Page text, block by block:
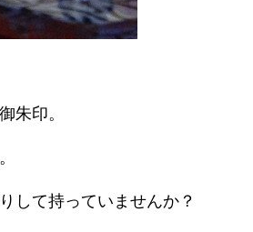
朱印。
して持っていませんか？